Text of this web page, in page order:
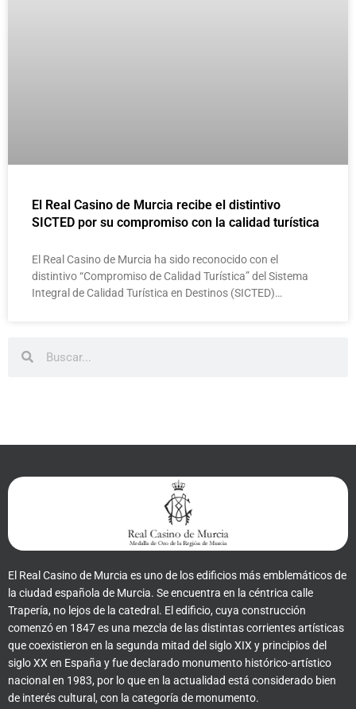
El Real Casino de Murcia recibe el distintivo
SICTED por su compromiso con la calidad turística
El Real Casino de Murcia ha sido reconocido con el
distintivo “Compromiso de Calidad Turística” del Sistema
Integral de Calidad Turística en Destinos (SICTED)…
El Real Casino de Murcia es uno de los edificios más emblemáticos de
la ciudad española de Murcia. Se encuentra en la céntrica calle
Trapería, no lejos de la catedral. El edificio, cuya construcción
comenzó en 1847 es una mezcla de las distintas corrientes artísticas
que coexistieron en la segunda mitad del siglo XIX y principios del
siglo XX en España y fue declarado monumento histórico-artístico
nacional en 1983, por lo que en la actualidad está considerado bien
de interés cultural, con la categoría de monumento.